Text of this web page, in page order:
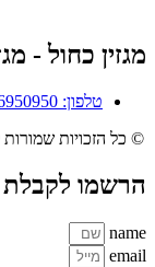
מגזין כחול -
טלפון: 03-6950950
© כל הזכויות
הרשמו לקבלת
name
email